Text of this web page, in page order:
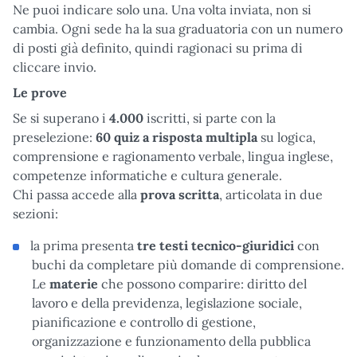
Ne puoi indicare solo una. Una volta inviata, non si
cambia. Ogni sede ha la sua graduatoria con un numero
di posti già definito, quindi ragionaci su prima di
cliccare invio.
Le prove
Se si superano i 4.000 iscritti, si parte con la
preselezione: 60 quiz a risposta multipla su logica,
comprensione e ragionamento verbale, lingua inglese,
competenze informatiche e cultura generale.
Chi passa accede alla prova scritta, articolata in due
sezioni:
la prima presenta tre testi tecnico-giuridici con
buchi da completare più domande di comprensione.
Le materie che possono comparire: diritto del
lavoro e della previdenza, legislazione sociale,
pianificazione e controllo di gestione,
organizzazione e funzionamento della pubblica